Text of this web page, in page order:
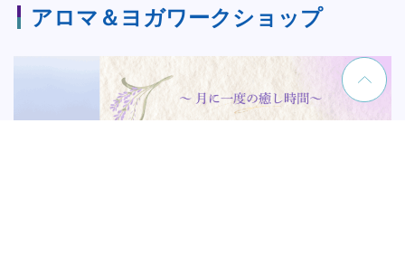
アロマ＆ヨガワークショップ